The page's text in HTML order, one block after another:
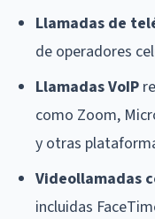
Llamadas de
de operadores
Llamadas VoIP
como Zoom,
y otras
Videollamadas
incluidas